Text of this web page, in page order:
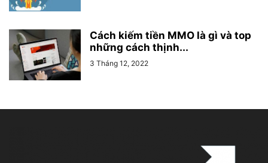
Cách kiếm tiền MMO là gì và top
những cách thịnh...
3 Tháng 12, 2022